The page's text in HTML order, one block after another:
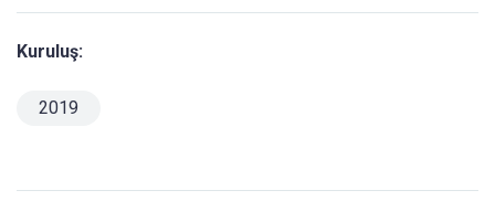
Kuruluş:
2019